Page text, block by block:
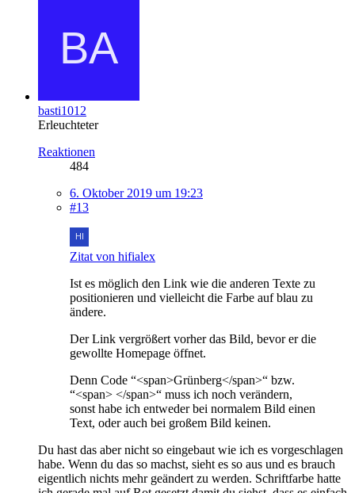
basti1012
Erleuchteter
Reaktionen
484
6. Oktober 2019 um 19:23
#13
Zitat von hifialex
Ist es möglich den Link wie die anderen Texte zu
positionieren und vielleicht die Farbe auf blau zu
ändere.
Der Link vergrößert vorher das Bild, bevor er die
gewollte Homepage öffnet.
Denn Code “<span>Grünberg</span>“ bzw.
“<span> </span>“ muss ich noch verändern,
sonst habe ich entweder bei normalem Bild einen
Text, oder auch bei großem Bild keinen.
Du hast das aber nicht so eingebaut wie ich es vorgeschlagen
habe. Wenn du das so machst, sieht es so aus und es brauch
eigentlich nichts mehr geändert zu werden. Schriftfarbe hatte